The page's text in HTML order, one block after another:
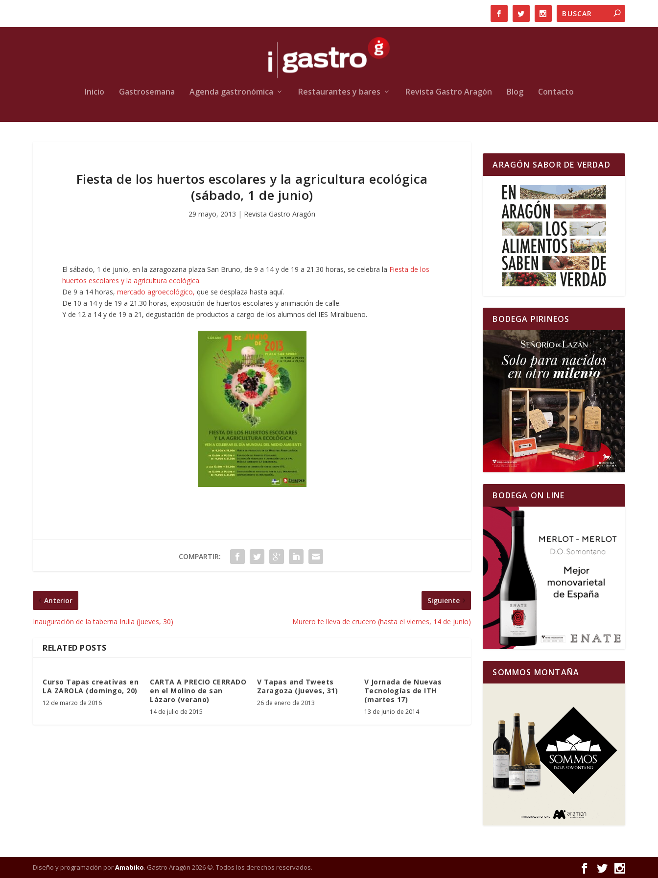
Inicio Gastrosemana Agenda gastronómica Restaurantes y bares Revista Gastro Aragón Blog Contacto
Fiesta de los huertos escolares y la agricultura ecológica
(sábado, 1 de junio)
29 mayo, 2013 | Revista Gastro Aragón
El sábado, 1 de junio, en la zaragozana plaza San Bruno, de 9 a 14 y de 19 a 21.30 horas, se celebra la Fiesta de los
huertos escolares y la agricultura ecológica.
De 9 a 14 horas,mercado agroecológico, que se desplaza hasta aquí.
De 10 a 14 y de 19 a 21.30 horas, exposición de huertos escolares y animación de calle.
Y de 12 a 14 y de 19 a 21, degustación de productos a cargo de los alumnos del IES Miralbueno.
COMPARTIR:
Anterior
Inauguración de la taberna Irulia (jueves, 30)
Siguiente
Murero te lleva de crucero (hasta el viernes, 14 de junio)
RELATED POSTS
Curso Tapas creativas en
LA ZAROLA (domingo, 20)
12 de marzo de 2016
CARTA A PRECIO CERRADO
en el Molino de san
Lázaro (verano)
14 de julio de 2015
V Tapas and Tweets
Zaragoza (jueves, 31)
26 de enero de 2013
V Jornada de Nuevas
Tecnologías de ITH
(martes 17)
13 de junio de 2014
ARAGÓN SABOR DE VERDAD
BODEGA PIRINEOS
BODEGA ON LINE
SOMMOS MONTAÑA
Diseño y programación porAmabiko. Gastro Aragón 2026 ©. Todos los derechos reservados.